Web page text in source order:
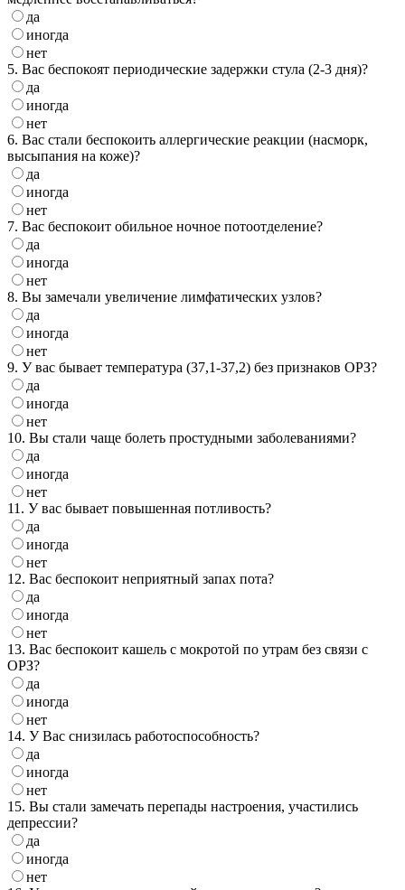
да
иногда
нет
5. Вас беспокоят периодические задержки стула (2-3 дня)?
да
иногда
нет
6. Вас стали беспокоить аллергические реакции (насморк,
высыпания на коже)?
да
иногда
нет
7. Вас беспокоит обильное ночное потоотделение?
да
иногда
нет
8. Вы замечали увеличение лимфатических узлов?
да
иногда
нет
9. У вас бывает температура (37,1-37,2) без признаков ОРЗ?
да
иногда
нет
10. Вы стали чаще болеть простудными заболеваниями?
да
иногда
нет
11. У вас бывает повышенная потливость?
да
иногда
нет
12. Вас беспокоит неприятный запах пота?
да
иногда
нет
13. Вас беспокоит кашель с мокротой по утрам без связи с
ОРЗ?
да
иногда
нет
14. У Вас снизилась работоспособность?
да
иногда
нет
15. Вы стали замечать перепады настроения, участились
депрессии?
да
иногда
нет